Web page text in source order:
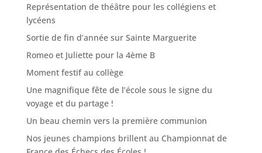
Représentation de théâtre pour les collégiens et
lycéens
Sortie de fin d’année sur Sainte Marguerite
Romeo et Juliette pour la 4ème B
Moment festif au collège
Une magnifique fête de l’école sous le signe du
voyage et du partage !
Un beau chemin vers la première communion
Nos jeunes champions brillent au Championnat de